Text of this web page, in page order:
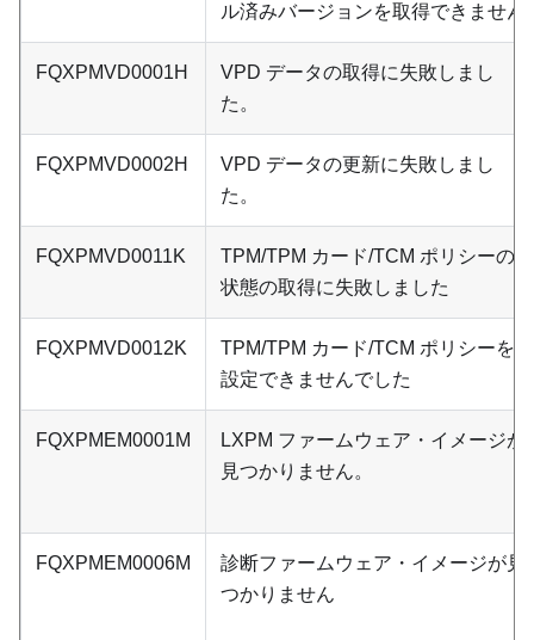
ル済みバージョンを取得できません
FQXPMVD0001H
VPD データの取得に失敗しまし
た。
FQXPMVD0002H
VPD データの更新に失敗しまし
た。
FQXPMVD0011K
TPM/TPM カード/TCM ポリシーの
状態の取得に失敗しました
FQXPMVD0012K
TPM/TPM カード/TCM ポリシーを
設定できませんでした
FQXPMEM0001M
LXPM ファームウェア・イメージが
見つかりません。
FQXPMEM0006M
診断ファームウェア・イメージが見
つかりません